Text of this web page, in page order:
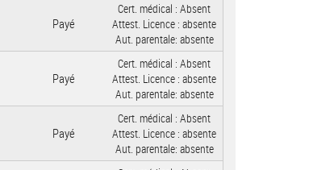
Payé
Cert. médical : Absent
Attest. Licence : absente
Aut. parentale: absente
Payé
Cert. médical : Absent
Attest. Licence : absente
Aut. parentale: absente
Payé
Cert. médical : Absent
Attest. Licence : absente
Aut. parentale: absente